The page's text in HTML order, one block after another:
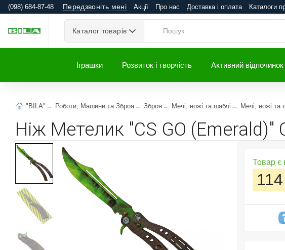
(098) 684-87-48 Передзвоніть мені Акції Про нас Доставка і оплата Каталоги
Каталог товарів
Іграшки Розвиток і творчість Активний відпочинок
"BILA" Роботи, Машини та Зброя Зброя Мечі, ножі та шаблі Мечі, ножі та
Ніж Метелик "CS GO
Товар є
114